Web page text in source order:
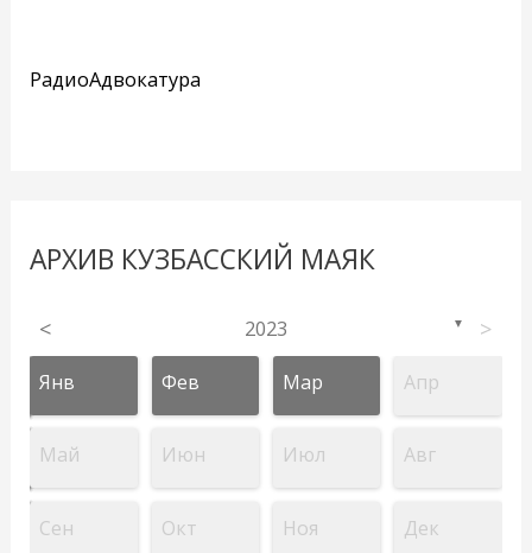
РадиоАдвокатура
АРХИВ КУЗБАССКИЙ МАЯК
< 2023 ▼ >
Янв Фев Мар Апр
Май Июн Июл Авг
Сен Окт Ноя Дек